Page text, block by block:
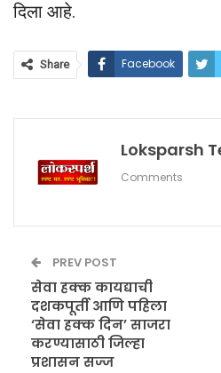
दिला आहे.
Share Facebook
Loksparsh
Comments
PREV POST
सेवा हक्क कायद्याची
दशकपूर्ती आणि पहिला
‘सेवा हक्क दिन’ साजरा
करण्यासाठी जिल्हा
प्रशासन सज्ज